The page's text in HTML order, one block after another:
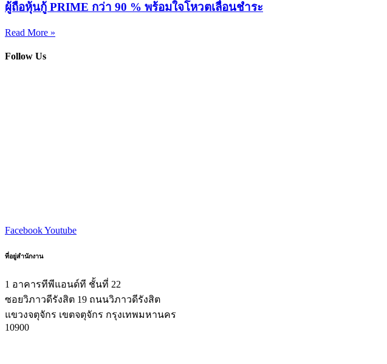
ผู้ถือหุ้นกู้ PRIME กว่า 90 % พร้อมใจโหวตเลื่อนชำระ
Read More »
Follow Us
FacebookYoutube
ที่อยู่สำนักงาน
1 อาคารทีพีแอนด์ที ชั้นที่ 22
ซอยวิภาวดีรังสิต 19 ถนนวิภาวดีรังสิต
แขวงจตุจักร เขตจตุจักร กรุงเทพมหานคร
10900